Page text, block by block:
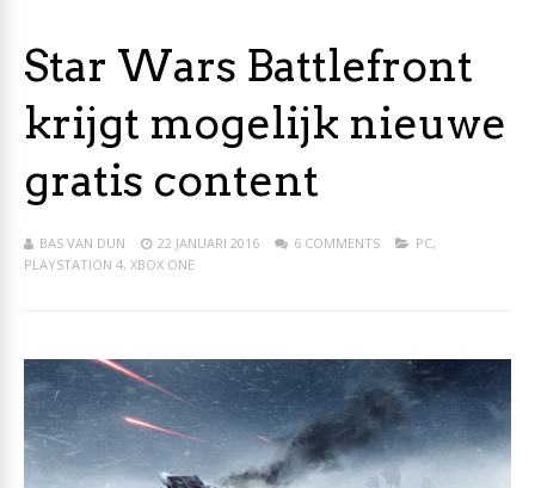
Star Wars Battlefront
krijgt mogelijk nieuwe
gratis content
BAS VAN DUN 22 JANUARI 2016 6 COMMENTS PC,
PLAYSTATION 4, XBOX ONE